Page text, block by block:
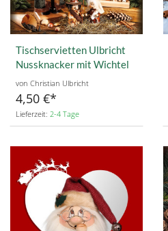
Tischservietten Ulbricht
Nussknacker mit Wichtel
von Christian Ulbricht
4,50 €
Lieferzeit: 2-4 Tage